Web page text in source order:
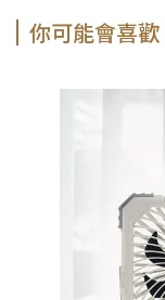
你可能會喜歡